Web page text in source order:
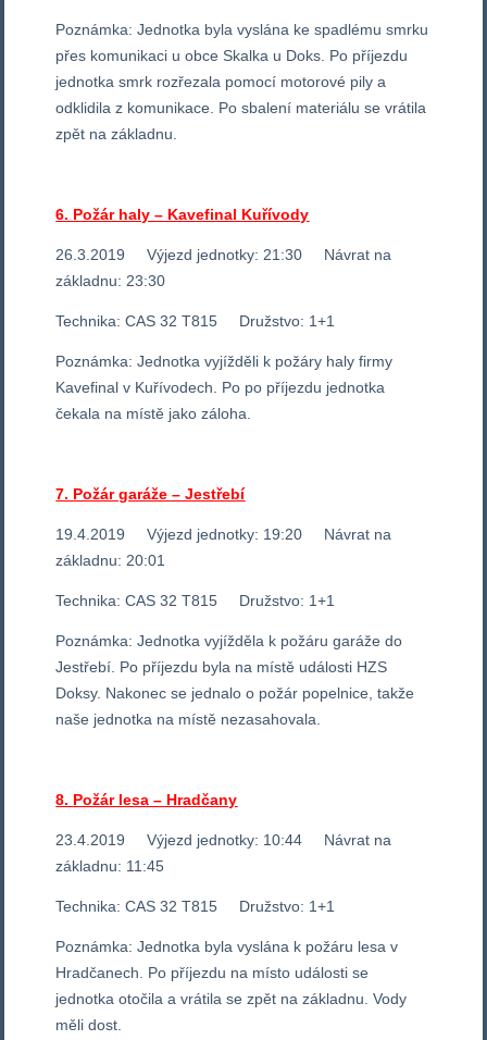
Poznámka: Jednotka byla vyslána ke spadlému smrku
přes komunikaci u obce Skalka u Doks. Po příjezdu
jednotka smrk rozřezala pomocí motorové pily a
odklidila z komunikace. Po sbalení materiálu se vrátila
zpět na základnu.
6. Požár haly – Kavefinal Kuřívody
26.3.2019 Výjezd jednotky: 21:30 Návrat na
základnu: 23:30
Technika: CAS 32 T815 Družstvo: 1+1
Poznámka: Jednotka vyjížděli k požáry haly firmy
Kavefinal v Kuřívodech. Po po příjezdu jednotka
čekala na místě jako záloha.
7. Požár garáže – Jestřebí
19.4.2019 Výjezd jednotky: 19:20 Návrat na
základnu: 20:01
Technika: CAS 32 T815 Družstvo: 1+1
Poznámka: Jednotka vyjížděla k požáru garáže do
Jestřebí. Po příjezdu byla na místě události HZS
Doksy. Nakonec se jednalo o požár popelnice, takže
naše jednotka na místě nezasahovala.
8. Požár lesa – Hradčany
23.4.2019 Výjezd jednotky: 10:44 Návrat na
základnu: 11:45
Technika: CAS 32 T815 Družstvo: 1+1
Poznámka: Jednotka byla vyslána k požáru lesa v
Hradčanech. Po příjezdu na místo události se
jednotka otočila a vrátila se zpět na základnu. Vody
měli dost.